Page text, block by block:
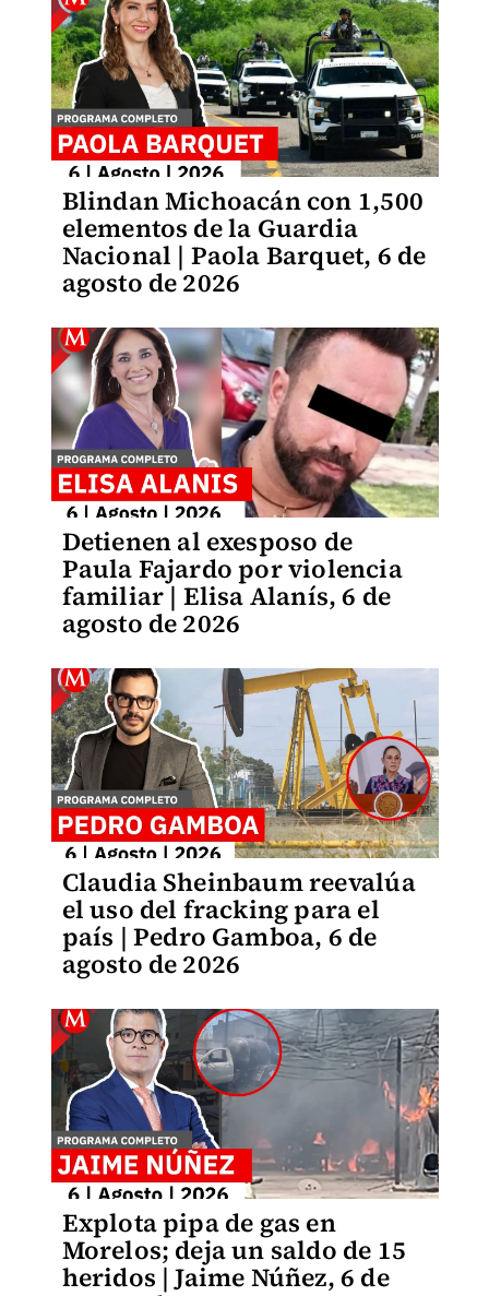
Blindan Michoacán con 1,500
elementos de la Guardia
Nacional | Paola Barquet, 6 de
agosto de 2026
Detienen al exesposo de
Paula Fajardo por violencia
familiar | Elisa Alanís, 6 de
agosto de 2026
Claudia Sheinbaum reevalúa
el uso del fracking para el
país | Pedro Gamboa, 6 de
agosto de 2026
Explota pipa de gas en
Morelos; deja un saldo de 15
heridos | Jaime Núñez, 6 de